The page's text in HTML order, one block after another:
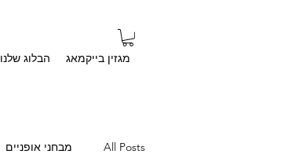
הבלוג שלנו מגזין בייקמאג
All Posts מבחני אופניים